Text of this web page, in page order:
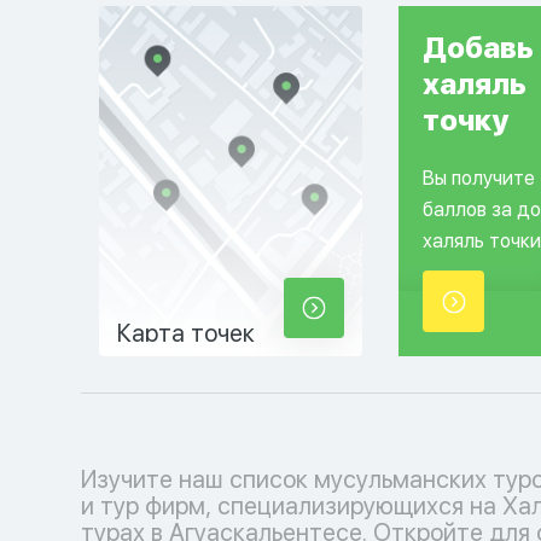
Карта точек
Добавь
халяль
точку
Вы получите
баллов за
халяль
Изучите наш список мусульманских
и тур фирм, специализирующихся на
турах в Агуаскальентесе. Откройте для
соблюдения исламских традиций.
кофмортный отпуск с нашими
каждый момент наполнен